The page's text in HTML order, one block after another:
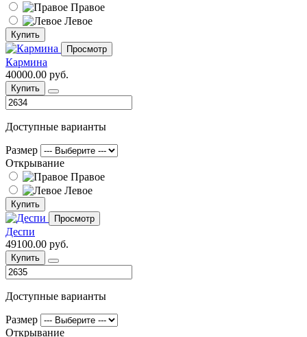
Правое
Левое
Купить
Просмотр
Кармина
40000.00 руб.
Купить
Доступные варианты
Размер
Открывание
Правое
Левое
Купить
Просмотр
Деспи
49100.00 руб.
Купить
Доступные варианты
Размер
Открывание